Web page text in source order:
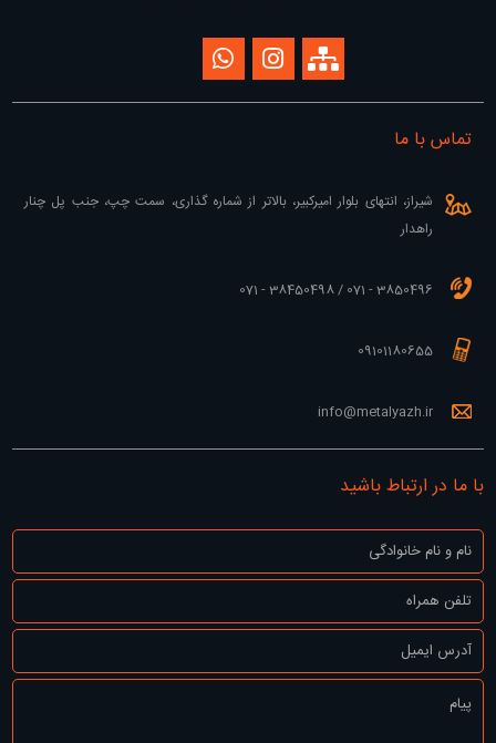
تماس با ما
شیراز، انتهای بلوار امیرکبیر، بالاتر از شماره گذاری، سمت چپ، جنب پل چنار
راهدار
3850496 - 071 / 38450498 - 071
09101180655
info@metalyazh.ir
با ما در ارتباط باشید